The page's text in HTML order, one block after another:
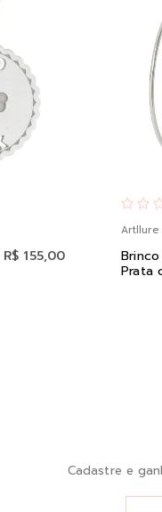
R$ 155,00
Artllure
Prata
Cadastre e